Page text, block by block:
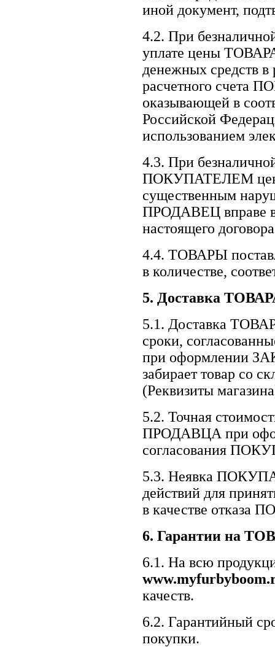
иной документ,
4.2. При
уплате цены
денежных средств в
расчетного счета
оказывающей в
Российской
использованием
4.3. При
ПОКУПАТЕЛЕМ цены
существенным
ПРОДАВЕЦ вправе в
настоящего
4.4. ТОВАРЫ
в количестве,
5. Доставка
5.1. Доставка
сроки,
при оформлении
забирает товар со
(Реквизиты
5.2. Точная
ПРОДАВЦА при
согласования
5.3. Неявка
действий для
в качестве
6. Гарантии на
6.1. На всю
www.myfurbyboom
качеств.
6.2. Гарантийный
покупки.